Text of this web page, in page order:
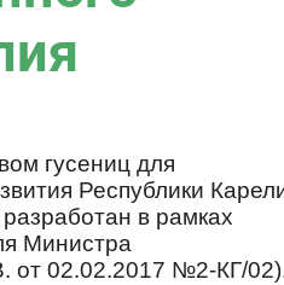
гусениц для
Республики
в рамках
Министра
от 02.02.2017 №2-КГ/